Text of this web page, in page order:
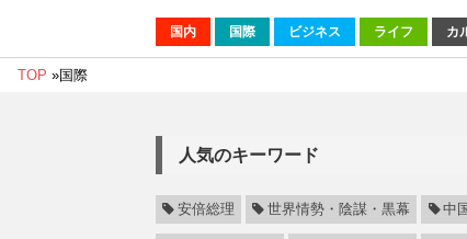
国内 国際 ビジネス ライフ カ
TOP »国際
人気のキーワード
安倍総理 世界情勢・陰謀・黒幕 中